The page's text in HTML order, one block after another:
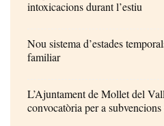
intoxicacions durant l’estiu
Nou sistema d’estades
familiar
L’Ajuntament de Mollet del
convocatòria per a